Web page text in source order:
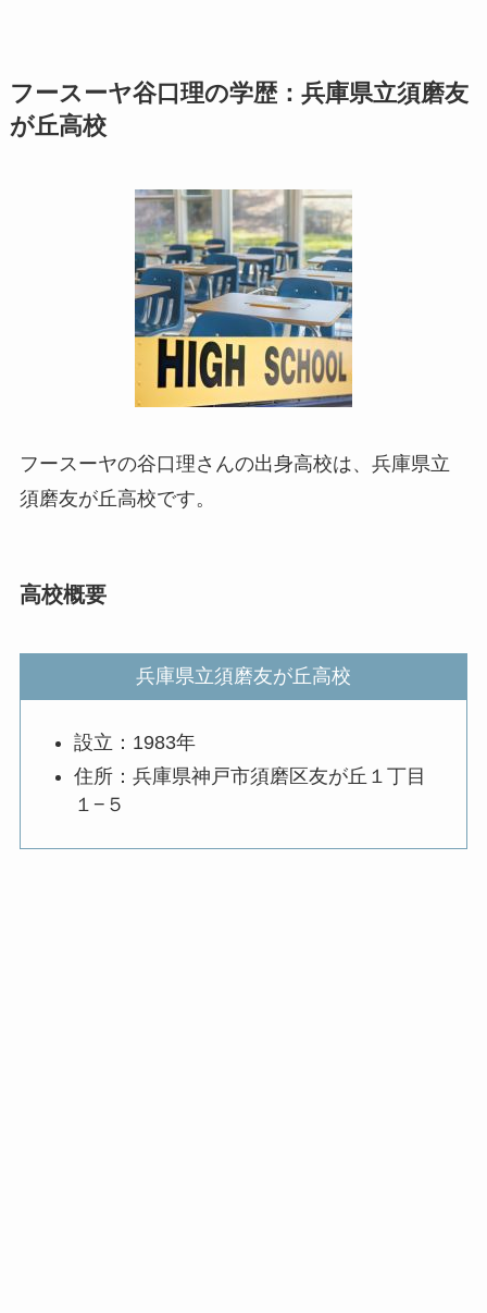
フースーヤ谷口理の学歴：兵庫県立須磨友
が丘高校
フースーヤの谷口理さんの出身高校は、兵庫県立
須磨友が丘高校です。
高校概要
兵庫県立須磨友が丘高校
設立：1983年
住所：兵庫県神戸市須磨区友が丘１丁目
１−５